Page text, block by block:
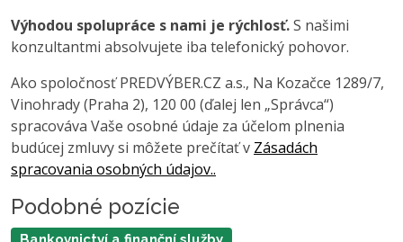
Výhodou spolupráce s nami je rýchlosť.S našimi
konzultantmi absolvujete iba telefonický pohovor.
Ako spoločnosť PREDVÝBER.CZ a.s., Na Kozačce 1289/7,
Vinohrady (Praha 2), 120 00 (ďalej len „Správca“)
spracováva Vaše osobné údaje za účelom plnenia
budúcej zmluvy si môžete prečítať v Zásadách
spracovania osobných údajov..
Podobné pozície